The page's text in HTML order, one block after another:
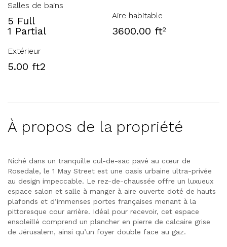
Salles de bains
5 Full
1 Partial
Aire habitable
3600.00 ft2
Extérieur
5.00 ft2
À propos de la propriété
Niché dans un tranquille cul-de-sac pavé au cœur de
Rosedale, le 1 May Street est une oasis urbaine ultra-privée
au design impeccable. Le rez-de-chaussée offre un luxueux
espace salon et salle à manger à aire ouverte doté de hauts
plafonds et d’immenses portes françaises menant à la
pittoresque cour arrière. Idéal pour recevoir, cet espace
ensoleillé comprend un plancher en pierre de calcaire grise
de Jérusalem, ainsi qu’un foyer double face au gaz.